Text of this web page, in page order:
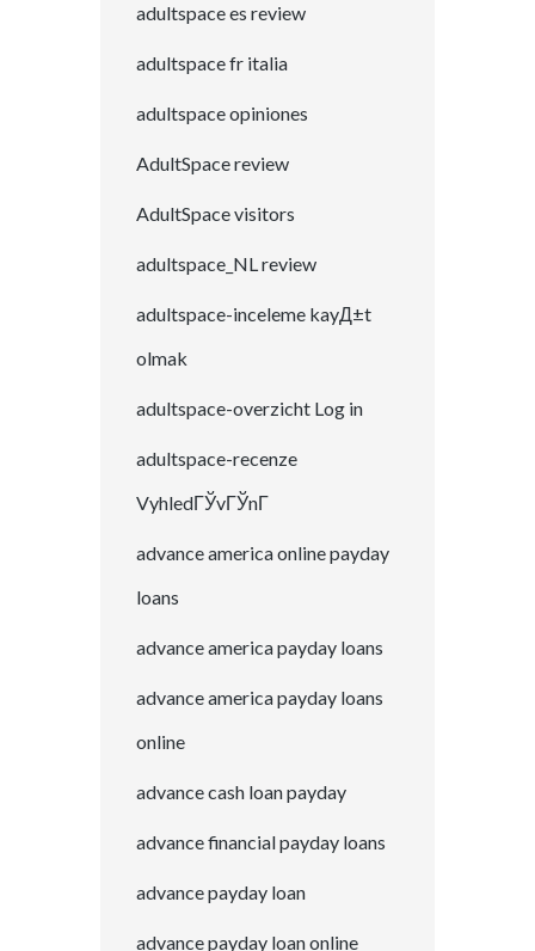
adultspace es review
adultspace fr italia
adultspace opiniones
AdultSpace review
AdultSpace visitors
adultspace_NL review
adultspace-inceleme kayД±t
olmak
adultspace-overzicht Log in
adultspace-recenze
VyhledГЎvГЎnГ­
advance america online payday
loans
advance america payday loans
advance america payday loans
online
advance cash loan payday
advance financial payday loans
advance payday loan
advance payday loan online